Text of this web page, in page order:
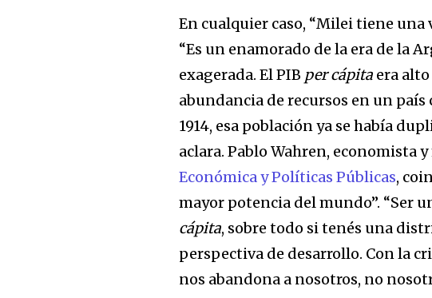
En cualquier caso, “Milei tiene una
“Es un enamorado de la era de la
exagerada. El PIB per cápita era
abundancia de recursos en un
1914, esa población ya se había
aclara. Pablo Wahren, economista
Económica y Políticas Públicas,
mayor potencia del mundo”. “Ser
cápita, sobre todo si tenés una
perspectiva de desarrollo. Con la
nos abandona a nosotros, no